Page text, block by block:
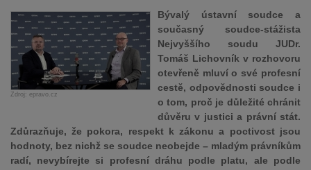
Zdroj: epravo.cz
Bývalý ústavní soudce a
současný soudce-stážista
Nejvyššího soudu JUDr.
Tomáš Lichovník v rozhovoru
otevřeně mluví o své profesní
cestě, odpovědnosti soudce i
o tom, proč je důležité chránit
důvěru v justici a právní stát.
Zdůrazňuje, že pokora, respekt k zákonu a poctivost jsou
hodnoty, bez nichž se soudce neobejde – mladým právníkům
radí, nevybírejte si profesní dráhu podle platu, ale podle